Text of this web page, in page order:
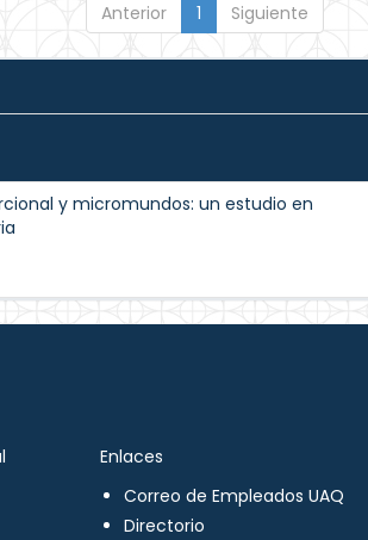
Anterior 1 Siguiente
y micromundos: un estudio en
Enlaces
Correo de Empleados UAQ
Directorio